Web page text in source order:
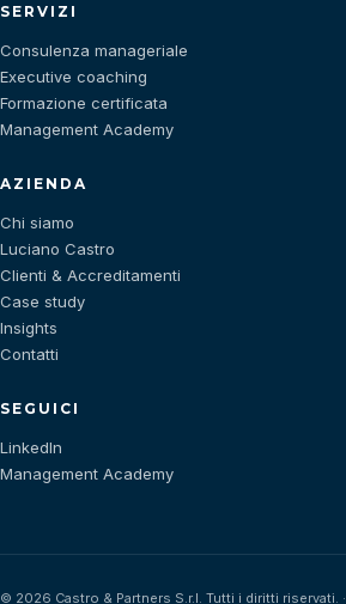
SERVIZI
Consulenza manageriale
Executive coaching
Formazione certificata
Management Academy
AZIENDA
Chi siamo
Luciano Castro
Clienti & Accreditamenti
Case study
Insights
Contatti
SEGUICI
LinkedIn
Management Academy
© 2026 Castro & Partners S.r.l. Tutti i diritti riservati. ·